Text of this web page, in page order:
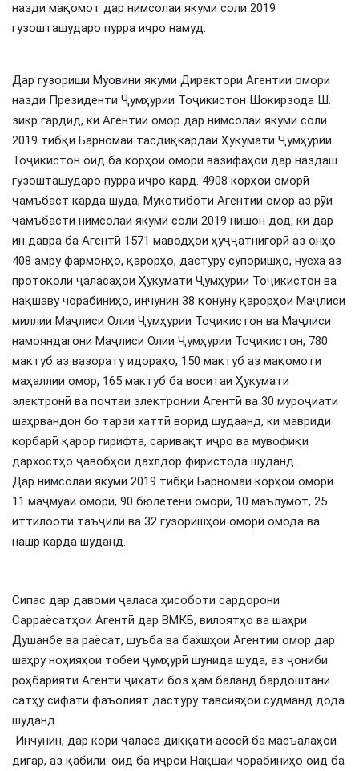
назди мақомот дар нимсолаи якуми соли 2019
гузошташударо пурра иҷро намуд.
Дар гузориши Муовини якуми Директори Агентии омори
назди Президенти Ҷумҳурии Тоҷикистон Шокирзода Ш.
зикр гардид, ки Агентии омор дар нимсолаи якуми соли
2019 тибқи Барномаи тасдиқкардаи Ҳукумати Ҷумҳурии
Тоҷикистон оид ба корҳои оморӣ вазифаҳои дар наздаш
гузошташударо пурра иҷро кард. 4908 корҳои оморӣ
ҷамъбаст карда шуда, Мукотиботи Агентии омор аз рӯи
ҷамъбасти нимсолаи якуми соли 2019 нишон дод, ки дар
ин давра ба Агентӣ 1571 маводҳои ҳуҷҷатнигорӣ аз онҳо
408 амру фармонҳо, қарорҳо, дастуру супоришҳо, нусха аз
протоколи ҷаласаҳои Ҳукумати Ҷумҳурии Тоҷикистон ва
нақшаву чорабиниҳо, инчунин 38 қонуну қарорҳои Маҷлиси
миллии Маҷлиси Олии Ҷумҳурии Тоҷикистон ва Маҷлиси
намояндагони Маҷлиси Олии Ҷумҳурии Тоҷикистон, 780
мактуб аз вазорату идораҳо, 150 мактуб аз мақомоти
маҳаллии омор, 165 мактуб ба воситаи Ҳукумати
электронӣ ва почтаи электронии Агентӣ ва 30 муроҷиати
шаҳрвандон бо тарзи хаттӣ ворид шудаанд, ки мавриди
корбарӣ қарор гирифта, саривақт иҷро ва мувофиқи
дархостҳо ҷавобҳои дахлдор фиристода шуданд.
Дар нимсолаи якуми 2019 тибқи Барномаи корҳои оморӣ
11 маҷмӯаи оморӣ, 90 бюлетени оморӣ, 10 маълумот, 25
иттилооти таъҷилӣ ва 32 гузоришҳои оморӣ омода ва
нашр карда шуданд.
Сипас дар давоми ҷаласа ҳисоботи сардорони
Сарраёсатҳои Агентӣ дар ВМКБ, вилоятҳо ва шаҳри
Душанбе ва раёсат, шуъба ва бахшҳои Агентии омор дар
шаҳру ноҳияҳои тобеи ҷумҳурӣ шунида шуда, аз ҷониби
роҳбарияти Агентӣ ҷиҳати боз ҳам баланд бардоштани
сатҳу сифати фаъолият дастуру тавсияҳои судманд дода
шуданд.
Инчунин, дар кори ҷаласа диққати асосӣ ба масъалаҳои
дигар, аз қабили: оид ба иҷрои Нақшаи чорабиниҳо оид ба